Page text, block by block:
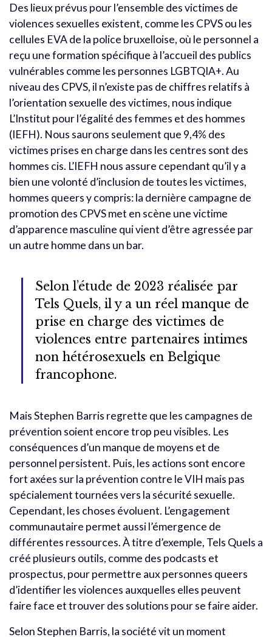
Des lieux prévus pour l’ensemble des victimes de
violences sexuelles existent, comme les CPVS ou les
cellules EVA de la police bruxelloise, où le personnel a
reçu une formation spécifique à l’accueil des publics
vulnérables comme les personnes LGBTQIA+. Au
niveau des CPVS, il n’existe pas de chiffres relatifs à
l’orientation sexuelle des victimes, nous indique
L’Institut pour l’égalité des femmes et des hommes
(IEFH). Nous saurons seulement que 9,4% des
victimes prises en charge dans les centres sont des
hommes cis. L’IEFH nous assure cependant qu’il y a
bien une volonté d’inclusion de toutes les victimes,
hommes queers y compris: la dernière campagne de
promotion des CPVS met en scène une victime
d’apparence masculine qui vient d’être agressée par
un autre homme dans un bar.
Selon l’étude de 2023 réalisée par
Tels Quels, il y a un réel manque de
prise en charge des victimes de
violences entre partenaires intimes
non hétérosexuels en Belgique
francophone.
Mais Stephen Barris regrette que les campagnes de
prévention soient encore trop peu visibles. Les
conséquences d’un manque de moyens et de
personnel persistent. Puis, les actions sont encore
fort axées sur la prévention contre le VIH mais pas
spécialement tournées vers la sécurité sexuelle.
Cependant, les choses évoluent. L’engagement
communautaire permet aussi l’émergence de
différentes ressources. À titre d’exemple, Tels Quels a
créé plusieurs outils, comme des podcasts et
prospectus, pour permettre aux personnes queers
d’identifier les violences auxquelles elles peuvent
faire face et trouver des solutions pour se faire aider.
Selon Stephen Barris, la société vit un moment